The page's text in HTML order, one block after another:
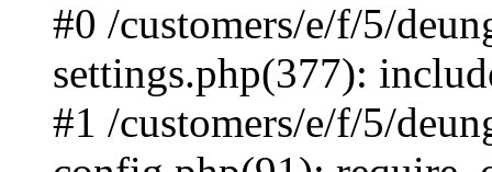
#0 /customers/e/f/5/
settings.php(377):
#1 /customers/e/f/5/